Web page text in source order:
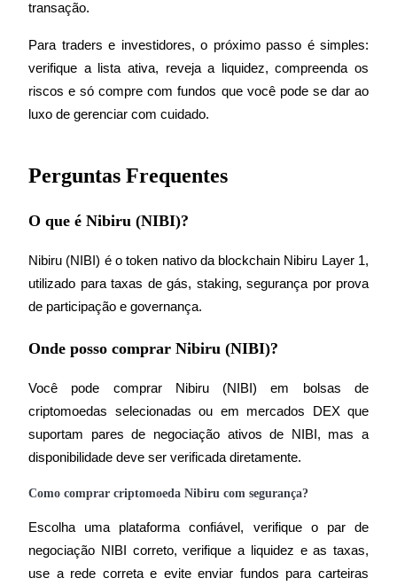
transação.
Para traders e investidores, o próximo passo é simples:
verifique a lista ativa, reveja a liquidez, compreenda os
riscos e só compre com fundos que você pode se dar ao
luxo de gerenciar com cuidado.
Perguntas Frequentes
O que é Nibiru (NIBI)?
Nibiru (NIBI) é o token nativo da blockchain Nibiru Layer 1,
utilizado para taxas de gás, staking, segurança por prova
de participação e governança.
Onde posso comprar Nibiru (NIBI)?
Você pode comprar Nibiru (NIBI) em bolsas de
criptomoedas selecionadas ou em mercados DEX que
suportam pares de negociação ativos de NIBI, mas a
disponibilidade deve ser verificada diretamente.
Como comprar criptomoeda Nibiru com segurança?
Escolha uma plataforma confiável, verifique o par de
negociação NIBI correto, verifique a liquidez e as taxas,
use a rede correta e evite enviar fundos para carteiras